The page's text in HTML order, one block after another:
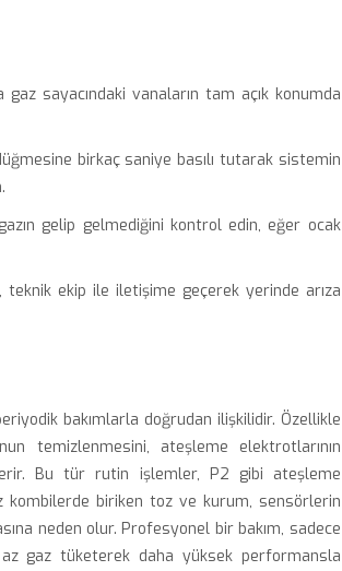
gaz sayacındaki vanaların tam açık konumda
birkaç saniye basılı tutarak sistemin
gelip gelmediğini kontrol edin, eğer ocak
ekip ile iletişime geçerek yerinde arıza
bakımlarla doğrudan ilişkilidir. Özellikle
temizlenmesini, ateşleme elektrotlarının
içerir. Bu tür rutin işlemler, P2 gibi ateşleme
kombilerde biriken toz ve kurum, sensörlerin
neden olur. Profesyonel bir bakım, sadece
az gaz tüketerek daha yüksek performansla